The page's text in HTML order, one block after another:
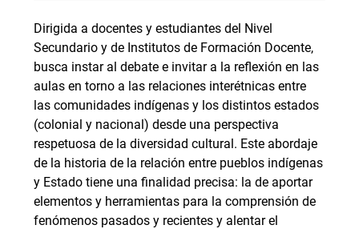
Dirigida a docentes y estudiantes del Nivel
Secundario y de Institutos de Formación Docente,
busca instar al debate e invitar a la reflexión en las
aulas en torno a las relaciones interétnicas entre
las comunidades indígenas y los distintos estados
(colonial y nacional) desde una perspectiva
respetuosa de la diversidad cultural. Este abordaje
de la historia de la relación entre pueblos indígenas
y Estado tiene una finalidad precisa: la de aportar
elementos y herramientas para la comprensión de
fenómenos pasados y recientes y alentar el